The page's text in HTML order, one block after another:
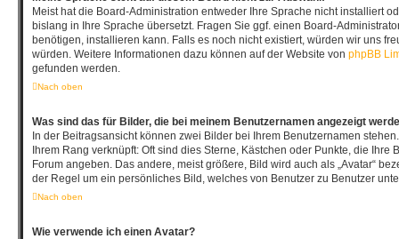
Meist hat die Board-Administration entweder Ihre Sprache nicht installiert
bislang in Ihre Sprache übersetzt. Fragen Sie ggf. einen Board-
benötigen, installieren kann. Falls es noch nicht existiert, würden wir uns
würden. Weitere Informationen dazu können auf der Website von phpBB
gefunden werden.
Nach oben
Was sind das für Bilder, die bei meinem Benutzernamen angezeigt
In der Beitragsansicht können zwei Bilder bei Ihrem Benutzernamen
Ihrem Rang verknüpft: Oft sind dies Sterne, Kästchen oder Punkte, die Ihre
Forum angeben. Das andere, meist größere, Bild wird auch als „Avatar“
der Regel um ein persönliches Bild, welches von Benutzer zu Benutzer
Nach oben
Wie verwende ich einen Avatar?